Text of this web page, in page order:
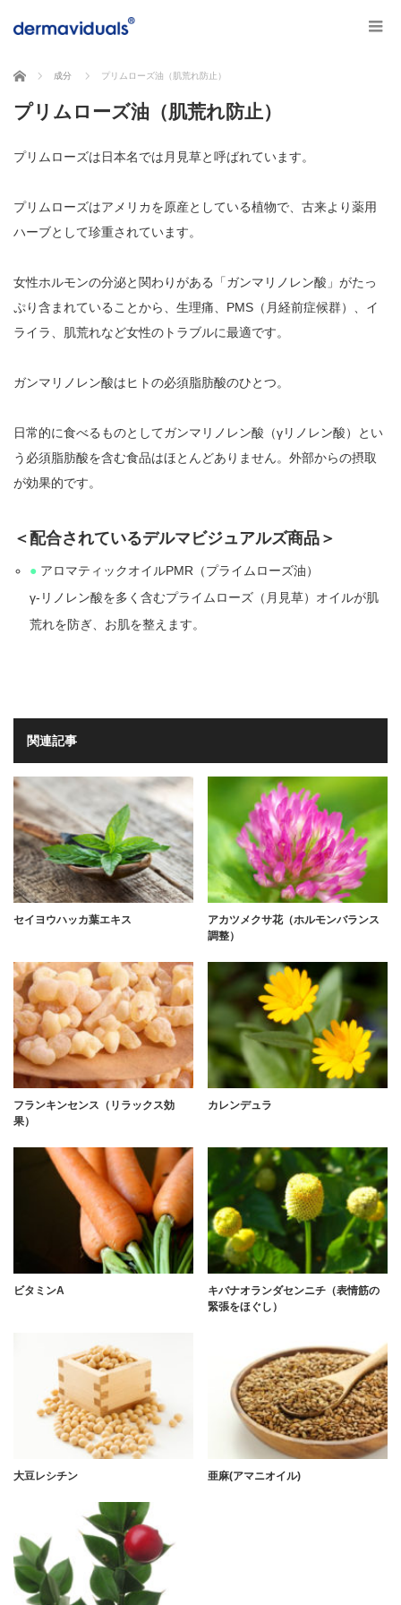
ホーム 成分 プリムローズ油（肌荒れ防止）
プリムローズ油（肌荒れ防止）
プリムローズは日本名では月見草と呼ばれています。
プリムローズはアメリカを原産としている植物で、古来より薬用
ハーブとして珍重されています。
女性ホルモンの分泌と関わりがある「ガンマリノレン酸」がたっ
ぷり含まれていることから、生理痛、PMS（月経前症候群）、イ
ライラ、肌荒れなど女性のトラブルに最適です。
ガンマリノレン酸はヒトの必須脂肪酸のひとつ。
日常的に食べるものとしてガンマリノレン酸（γリノレン酸）とい
う必須脂肪酸を含む食品はほとんどありません。外部からの摂取
が効果的です。
＜配合されているデルマビジュアルズ商品＞
● アロマティックオイルPMR（プライムローズ油）
γ-リノレン酸を多く含むプライムローズ（月見草）オイルが肌
荒れを防ぎ、お肌を整えます。
関連記事
セイヨウハッカ葉エキス
アカツメクサ花（ホルモンバランス
調整）
フランキンセンス（リラックス効
果）
カレンデュラ
ビタミンA
キバナオランダセンニチ（表情筋の
緊張をほぐし）
大豆レシチン 亜麻(アマニオイル)